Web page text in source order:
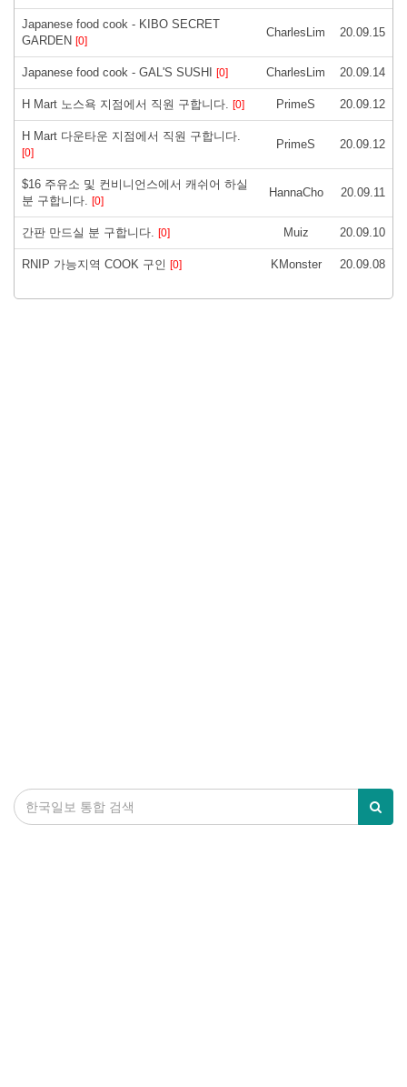
Japanese food cook - KIBO SECRET
GARDEN [0]
CharlesLim 20.09.15
Japanese food cook - GAL'S SUSHI [0] CharlesLim 20.09.14
H Mart 노스욕 지점에서 직원 구합니다. [0] PrimeS 20.09.12
H Mart 다운타운 지점에서 직원 구합니다.
[0]
PrimeS 20.09.12
$16 주유소 및 컨비니언스에서 캐쉬어 하실
분 구합니다. [0]
HannaCho 20.09.11
간판 만드실 분 구합니다. [0] Muiz 20.09.10
RNIP 가능지역 COOK 구인 [0] KMonster 20.09.08